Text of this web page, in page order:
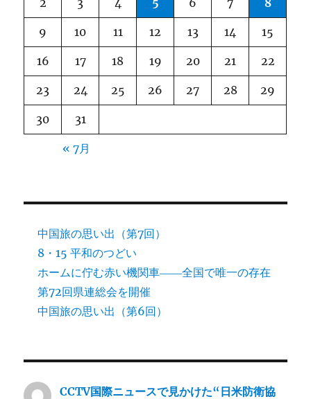
9 10 11 12 13 14 15
16 17 18 19 20 21 22
23 24 25 26 27 28 29
30 31
« 7月
中国旅の思い出（第7回）
8・15 平和のつどい
ホームに佇む赤い機関車――全国で唯一の存在
第72回県連総会を開催
中国旅の思い出（第6回）
CCTV国際ニュースで見かけた“日米防衛協